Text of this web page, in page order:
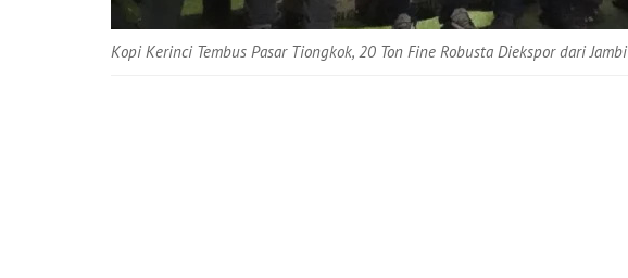
Kopi Kerinci Tembus Pasar Tiongkok, 20 Ton Fine Robusta Diekspor dari Jambi